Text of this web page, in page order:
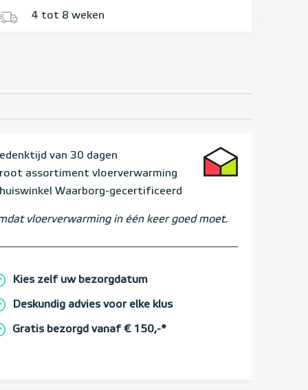
4 tot 8 weken
van 30 dagen
assortiment vloerverwarming
Waarborg-gecertificeerd
vloerverwarming in één keer goed moet.
Kies zelf uw bezorgdatum
Deskundig advies voor elke klus
Gratis bezorgd vanaf € 150,-*